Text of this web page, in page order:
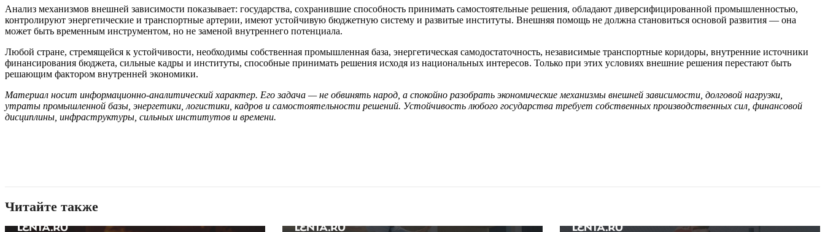
Анализ механизмов внешней зависимости показывает: государства, сохранившие способность принимать самостоятельные решения, обладают диверсифицированной промышленностью,
контролируют энергетические и транспортные артерии, имеют устойчивую бюджетную систему и развитые институты. Внешняя помощь не должна становиться основой развития — она
может быть временным инструментом, но не заменой внутреннего потенциала.
Любой стране, стремящейся к устойчивости, необходимы собственная промышленная база, энергетическая самодостаточность, независимые транспортные коридоры, внутренние источники
финансирования бюджета, сильные кадры и институты, способные принимать решения исходя из национальных интересов. Только при этих условиях внешние решения перестают быть
решающим фактором внутренней экономики.
Материал носит информационно-аналитический характер. Его задача — не обвинять народ, а спокойно разобрать экономические механизмы внешней зависимости, долговой нагрузки,
утраты промышленной базы, энергетики, логистики, кадров и самостоятельности решений. Устойчивость любого государства требует собственных производственных сил, финансовой
дисциплины, инфраструктуры, сильных институтов и времени.
Читайте также